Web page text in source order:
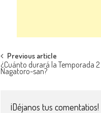
Navegación de
Previous article
¿Cuánto durará la Temporada
Nagatoro-san?
¡Déjanos tus comentatios!